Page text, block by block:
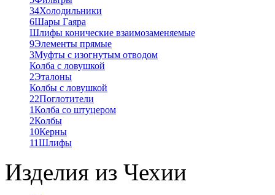
34Холодильники
6Шары Гаяра
Шлифы конические взаимозаменяемые
9Элементы прямые
3Муфты с изогнутым отводом
Колба с ловушкой
2Эталоны
Колбы с ловушкой
22Поглотители
1Колба со штуцером
2Колбы
10Керны
11Шлифы
Изделия из Чехии